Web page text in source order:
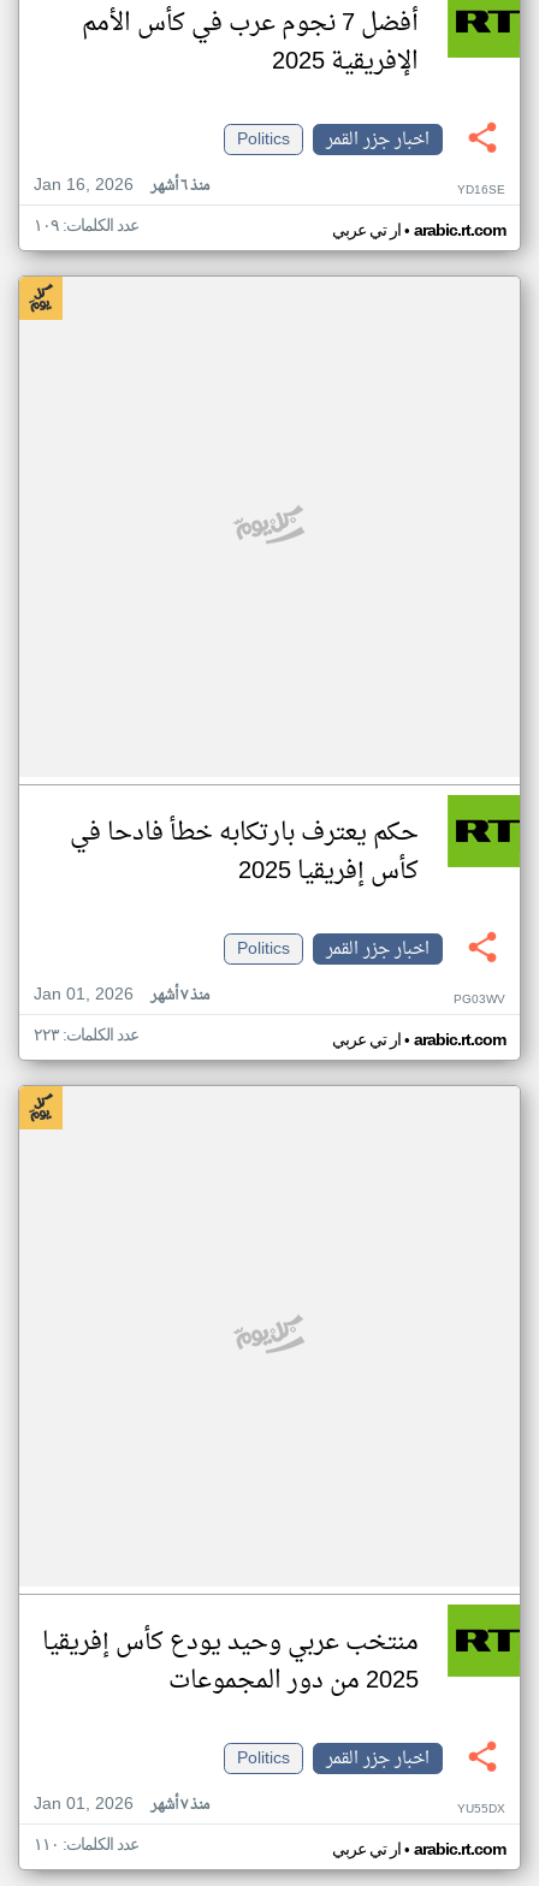
أفضل 7 نجوم عرب في كأس الأمم
الإفريقية 2025
اخبار جزر القمر
Politics
Jan 16, 2026
منذ ٦ أشهر YD16SE
ار تي عربي• arabic.rt.com عدد الكلمات: ١٠٩
حكم يعترف بارتكابه خطأ فادحا في
كأس إفريقيا 2025
اخبار جزر القمر
Politics
Jan 01, 2026
منذ ٧ أشهر PG03WV
ار تي عربي• arabic.rt.com عدد الكلمات: ٢٢٣
منتخب عربي وحيد يودع كأس إفريقيا
2025 من دور المجموعات
اخبار جزر القمر
Politics
Jan 01, 2026
منذ ٧ أشهر YU55DX
ار تي عربي• arabic.rt.com عدد الكلمات: ١١٠